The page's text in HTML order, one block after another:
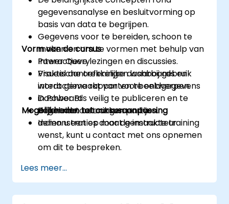
gegevensanalyse en besluitvorming op
basis van data te begrijpen.
Gegevens voor te bereiden, schoon te
maken en om te vormen met behulp van
Power Query.
Visueel aantrekkelijke dashboards en
interactieve rapporten te ontwerpen.
Dashboards veilig te publiceren en te
delen met betrokken partijen.
Vorm van de cursus
Interactieve lezingen en discussies.
Praktische oefeningen waarbij gebruik
wordt gemaakt van voorbeeldgegevens
in Power BI.
Begeleide oefeningen en live
demonstraties door de instructeur.
Mogelijkheden tot cursusaanpassing
Indien u een op maat gemaakte training
wenst, kunt u contact met ons opnemen
om dit te bespreken.
Lees meer...